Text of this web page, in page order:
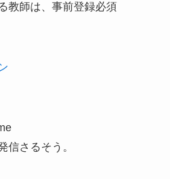
教師は、事前登録必須
信さるそう。